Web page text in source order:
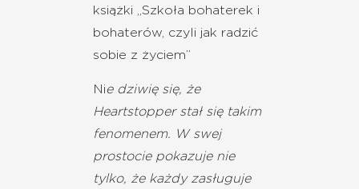
książki ,,Szkoła bohaterek i
bohaterów, czyli jak radzić
sobie z życiem”
Nie dziwię się, że
Heartstopper stał się takim
fenomenem. W swej
prostocie pokazuje nie
tylko, że każdy zasługuje